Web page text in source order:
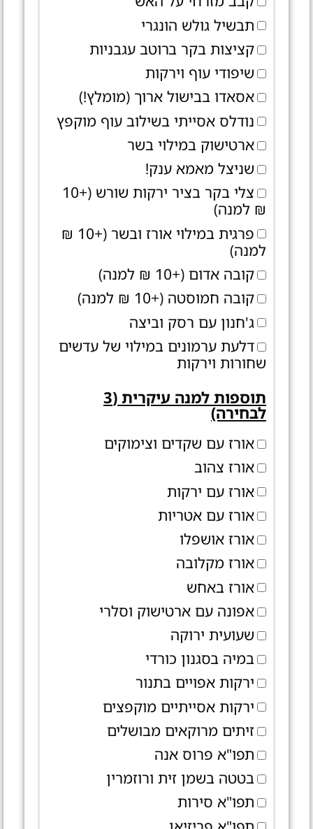
תבשיל גולש הונגרי
קציצות בקר ברוטב עגבניות
שיפודי עוף וירקות
אסאדו בבישול ארוך (מומלץ!)
נודלס אסייתי בשילוב עוף מוקפץ
ארטישוק במילוי בשר
שניצל מאמא ענק!
צלי בקר בציר ירקות שורש (+10
₪ למנה)
פרגית במילוי אורז ובשר (+10 ₪
למנה)
קובה אדום (+10 ₪ למנה)
קובה חמוסטה (+10 ₪ למנה)
ג'חנון עם רסק וביצה
דלעת ערמונים במילוי של עדשים
שחורות וירקות
תוספות למנה עיקרית (3
לבחירה)
אורז עם שקדים וצימוקים
אורז צהוב
אורז עם ירקות
אורז עם אטריות
אורז אושפלו
אורז מקלובה
אורז באחש
אפונה עם ארטישוק וסלרי
שעועית ירוקה
במיה בסגנון כורדי
ירקות אפויים בתנור
ירקות אסייתיים מוקפצים
זיתים מרוקאים מבושלים
תפו"א פרוס אנה
בטטה בשמן זית ורוזמרין
תפו"א סירות